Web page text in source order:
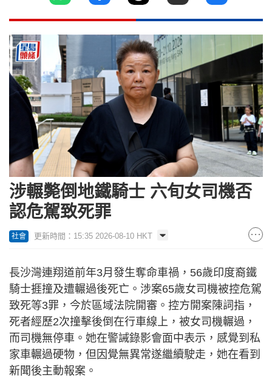
涉輾斃倒地鐵騎士 六旬女司機否
認危駕致死罪
社會 更新時間：15:35 2026-08-10 HKT
長沙灣連翔道前年3月發生奪命車禍，56歲印度裔鐵
騎士捱撞及遭輾過後死亡。涉案65歲女司機被控危駕
致死等3罪，今於區域法院開審。控方開案陳詞指，
死者經歷2次撞擊後倒在行車線上，被女司機輾過，
而司機無停車。她在警誡錄影會面中表示，感覺到私
家車輾過硬物，但因覺無異常遂繼續駛走，她在看到
新聞後主動報案。